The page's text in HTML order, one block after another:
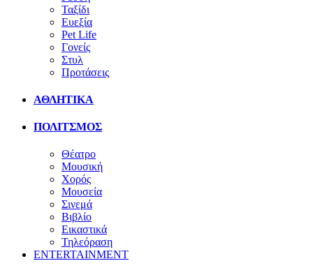
Ταξίδι
Ευεξία
Pet Life
Γονείς
Στυλ
Προτάσεις
ΑΘΛΗΤΙΚΑ
ΠΟΛΙΤΣΜΟΣ
Θέατρο
Μουσική
Χορός
Μουσεία
Σινεμά
Βιβλίο
Εικαστικά
Τηλεόραση
ENTERTAINMENT